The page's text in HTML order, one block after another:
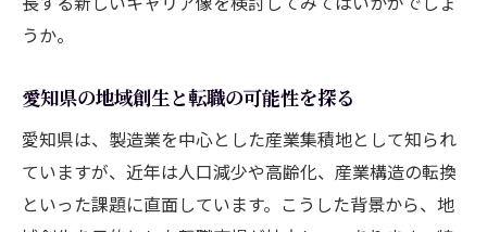
うか。
愛知県の地域創生と転職の可能性を探る
愛知県は、製造業を中心とした産業集積地として知られ
ていますが、近年は人口減少や高齢化、産業構造の転換
といった課題に直面しています。こうした背景から、地